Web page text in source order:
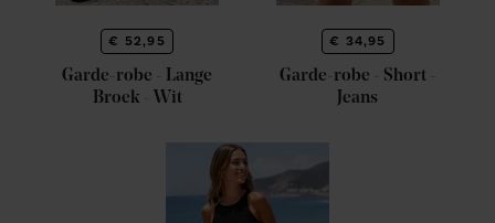
€ 52,95
Garde-robe - Lange
Broek - Wit
€ 34,95
Garde-robe - Short -
Jeans